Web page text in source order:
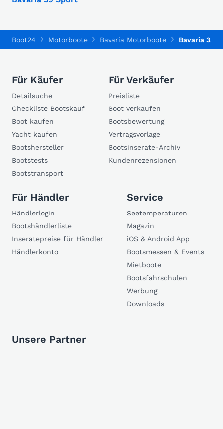
Boot24 Motorboote Bavaria Motorboote Bavaria 35
Für Käufer
Detailsuche
Checkliste Bootskauf
Boot kaufen
Yacht kaufen
Bootshersteller
Bootstests
Bootstransport
Für Verkäufer
Preisliste
Boot verkaufen
Bootsbewertung
Vertragsvorlage
Bootsinserate-Archiv
Kundenrezensionen
Für Händler
Händlerlogin
Bootshändlerliste
Inseratepreise für Händler
Händlerkonto
Service
Seetemperaturen
Magazin
iOS & Android App
Bootsmessen & Events
Mietboote
Bootsfahrschulen
Werbung
Downloads
Unsere Partner